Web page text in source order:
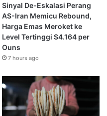
Sinyal De-Eskalasi Perang
AS-Iran Memicu Rebound,
Harga Emas Meroket ke
Level Tertinggi $4.164 per
Ouns
7 hours ago